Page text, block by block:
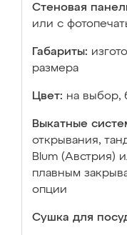
Стеновая
или с
Габариты:
размера
Цвет: на выбор,
Выкатные
открывания,
Blum (Австрия)
плавным
опции
Сушка для